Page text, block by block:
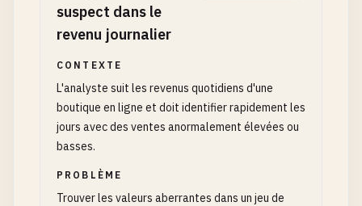
suspect dans le
revenu journalier
CONTEXTE
L'analyste suit les revenus quotidiens d'une
boutique en ligne et doit identifier rapidement les
jours avec des ventes anormalement élevées ou
basses.
PROBLÈME
Trouver les valeurs aberrantes dans un jeu de